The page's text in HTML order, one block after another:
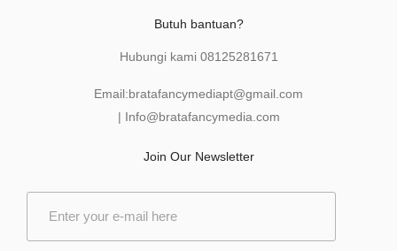
Butuh bantuan?
Hubungi kami 08125281671
Email:bratafancymediapt@gmail.com
| Info@bratafancymedia.com
Join Our Newsletter